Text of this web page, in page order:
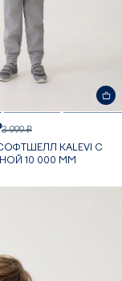
3 999 ₽
KALEVI С
10 000 ММ